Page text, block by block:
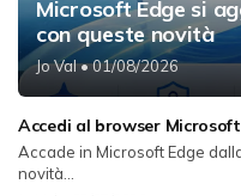
Microsoft Edge si
con queste novità
Jo Val• 01/08/2026
Accedi al browser
Accade in Microsoft Edge
novità...